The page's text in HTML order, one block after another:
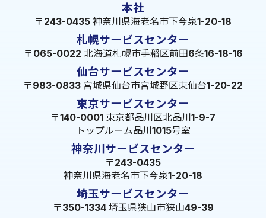
本社
〒243-0435 神奈川県海老名市下今泉1-20-18
札幌サービスセンター
〒065-0022 北海道札幌市手稲区前田6条16-18-16
仙台サービスセンター
〒983-0833 宮城県仙台市宮城野区東仙台1-20-22
東京サービスセンター
〒140-0001 東京都品川区北品川1-9-7
トップルーム品川1015号室
神奈川サービスセンター
〒243-0435
神奈川県海老名市下今泉1-20-18
埼玉サービスセンター
〒350-1334 埼玉県狭山市狭山49-39